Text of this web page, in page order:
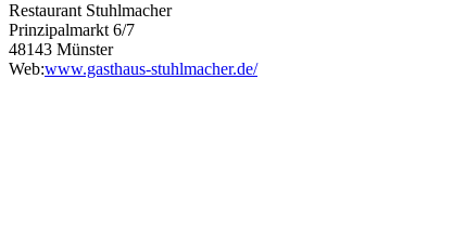
Restaurant Stuhlmacher
Prinzipalmarkt 6/7
48143 Münster
Web:www.gasthaus-stuhlmacher.de/